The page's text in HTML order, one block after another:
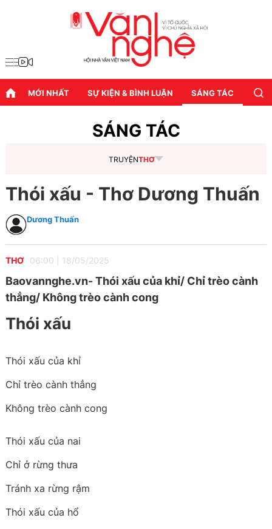
MỚI NHẤT SỰ KIỆN & BÌNH LUẬN SÁNG TÁC
SÁNG TÁC
TRUYỆNTHƠ
Thói xấu - Thơ Dương Thuấn
Dương Thuấn
THƠ 06:00 18/05/2025
Baovannghe.vn- Thói xấu của khỉ/ Chỉ trèo cành
thẳng/ Không trèo cành cong
Thói xấu
Thói xấu của khỉ
Chỉ trèo cành thẳng
Không trèo cành cong
Thói xấu của nai
Chỉ ở rừng thưa
Tránh xa rừng rậm
Thói xấu của hổ